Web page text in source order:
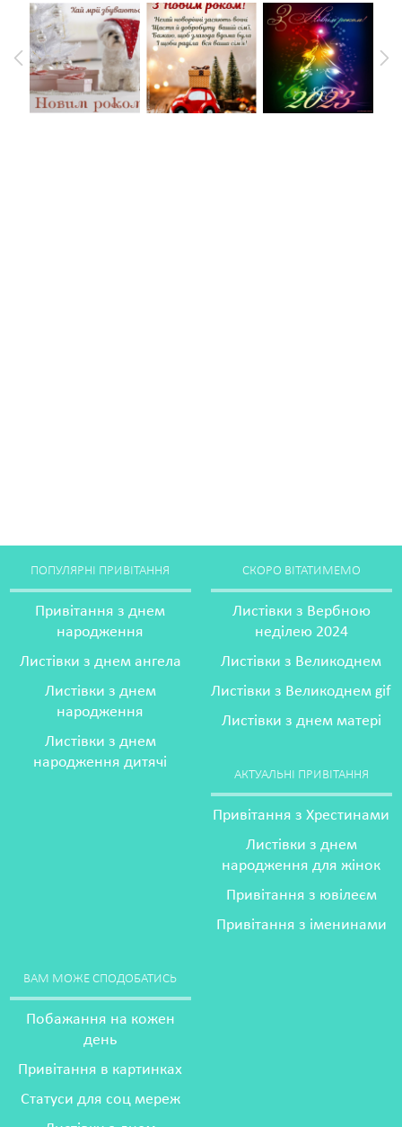
ПОПУЛЯРНІ ПРИВІТАННЯ
Привітання з днем
народження
Листівки з днем ангела
Листівки з днем
народження
Листівки з днем
народження дитячі
СКОРО ВІТАТИМЕМО
Листівки з Вербною
неділею 2024
Листівки з Великоднем
Листівки з Великоднем gif
Листівки з днем матері
АКТУАЛЬНІ ПРИВІТАННЯ
Привітання з Хрестинами
Листівки з днем
народження для жінок
Привітання з ювілеєм
Привітання з іменинами
ВАМ МОЖЕ СПОДОБАТИСЬ
Побажання на кожен
день
Привітання в картинках
Статуси для соц мереж